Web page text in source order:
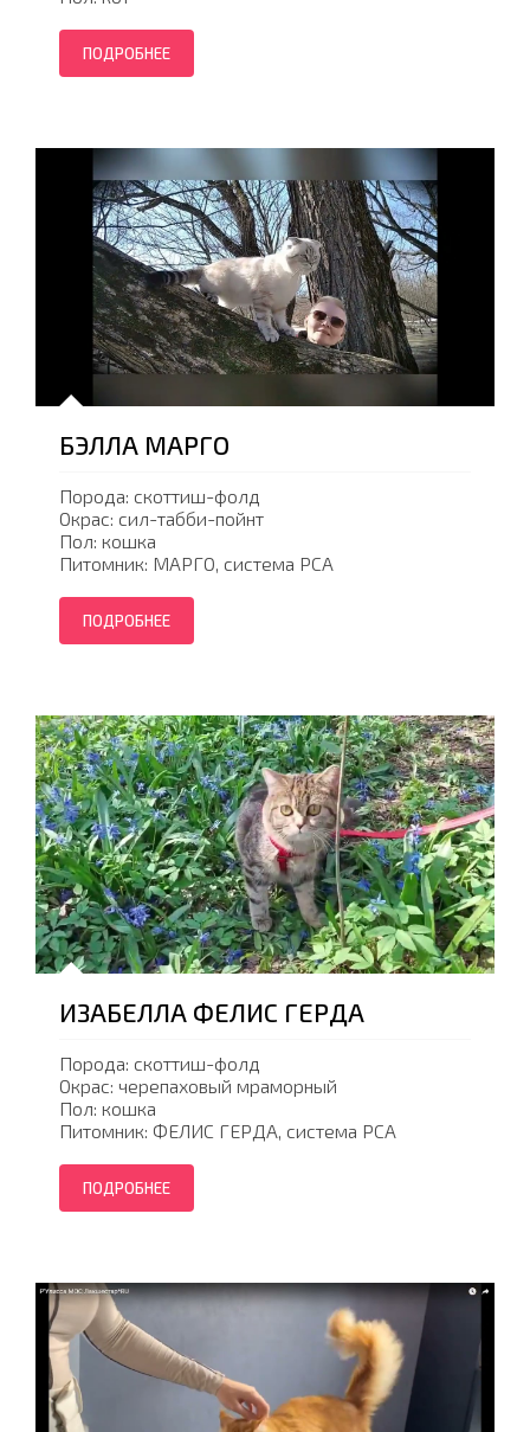
ПОДРОБНЕЕ
БЭЛЛА МАРГО
Порода: скоттиш-фолд
Окрас: сил-табби-пойнт
Пол: кошка
Питомник: МАРГО, система PCA
ПОДРОБНЕЕ
ИЗАБЕЛЛА ФЕЛИС ГЕРДА
Порода: скоттиш-фолд
Окрас: черепаховый мраморный
Пол: кошка
Питомник: ФЕЛИС ГЕРДА, система PCA
ПОДРОБНЕЕ